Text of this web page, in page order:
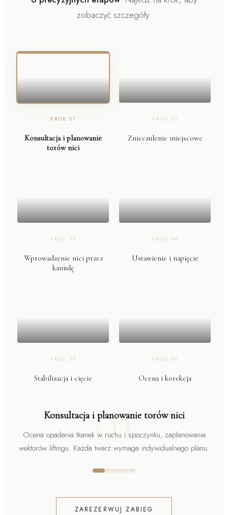
zobaczyć szczegóły.
KROK 01
Konsultacja i planowanie
torów nici
KROK 02
Znieczulenie miejscowe
KROK 03
Wprowadzenie nici przez
kaniulę
KROK 04
Ustawienie i napięcie
KROK 05
Stabilizacja i cięcie
KROK 06
Ocena i korekcja
01
Konsultacja i planowanie torów nici
Ocena opadania tkanek w ruchu i spoczynku, zaplanowanie
wektorów liftingu. Każda twarz wymaga indywidualnego planu.
ZAREZERWUJ ZABIEG